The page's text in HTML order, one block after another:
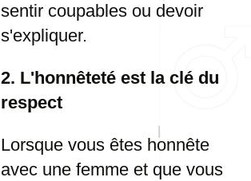
sentir coupables ou devoir
s'expliquer.
2. L'honnêteté est la clé du
respect
Lorsque vous êtes honnête
avec une femme et que vous